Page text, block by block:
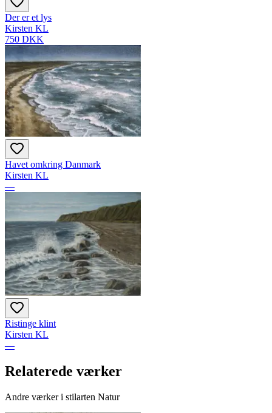
Der er et lys
Kirsten KL
750 DKK
Havet omkring Danmark
Kirsten KL
—
Ristinge klint
Kirsten KL
—
Relaterede værker
Andre værker i stilarten Natur